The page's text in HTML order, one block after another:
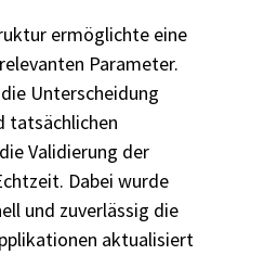
ermöglichte eine
Parameter.
Unterscheidung
tatsächlichen
Validierung der
Dabei wurde
und zuverlässig die
aktualisiert